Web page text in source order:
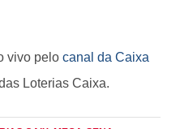
vivo pelo canal da Caixa
Loterias Caixa.